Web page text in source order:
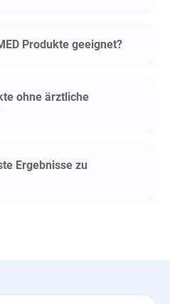
Produkte geeignet?
ohne ärztliche
Ergebnisse zu